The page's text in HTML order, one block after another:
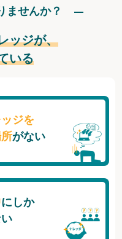
ませんか？
ッジが、
いる
ジを
がない
にしか